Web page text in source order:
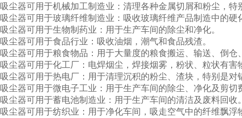
吸尘器可用于机械加工制造业：清理各种金属切屑和粉尘，特
吸尘器可用于玻璃纤维制造业：吸收玻璃纤维产品制造中的硬
吸尘器可用于生物制药业：用于生产车间的除尘和净化。
吸尘器可用于食品行业：吸收油烟，潮气和食品残渣。
吸尘器可用于粮食物品：用于大量度的粮食搬运、输送、倒仓
吸尘器可用于化工厂：电焊烟尘，焊接烟雾，粉状、粒状有害
吸尘器可用于热电厂：用于清理沉积的粉尘、渣块，特别是对
吸尘器可用于微电子工业：用于生产车间的除尘、净化及剪切
吸尘器可用于蓄电池制造业：用于生产车间的清洁及废料回收。
吸尘器可用于纺织业：用于净化车间，吸走空气中的纤维飘浮